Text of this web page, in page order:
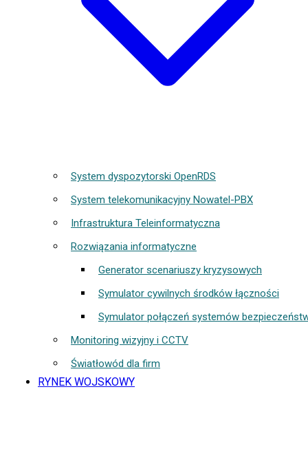
System dyspozytorski OpenRDS
System telekomunikacyjny Nowatel-PBX
Infrastruktura Teleinformatyczna
Rozwiązania informatyczne
Generator scenariuszy kryzysowych
Symulator cywilnych środków łączności
Symulator połączeń systemów
Monitoring wizyjny i CCTV
Światłowód dla firm
RYNEK WOJSKOWY